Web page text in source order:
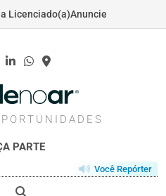
Licenciado(a)Anuncie
PARTE
Você Repórter